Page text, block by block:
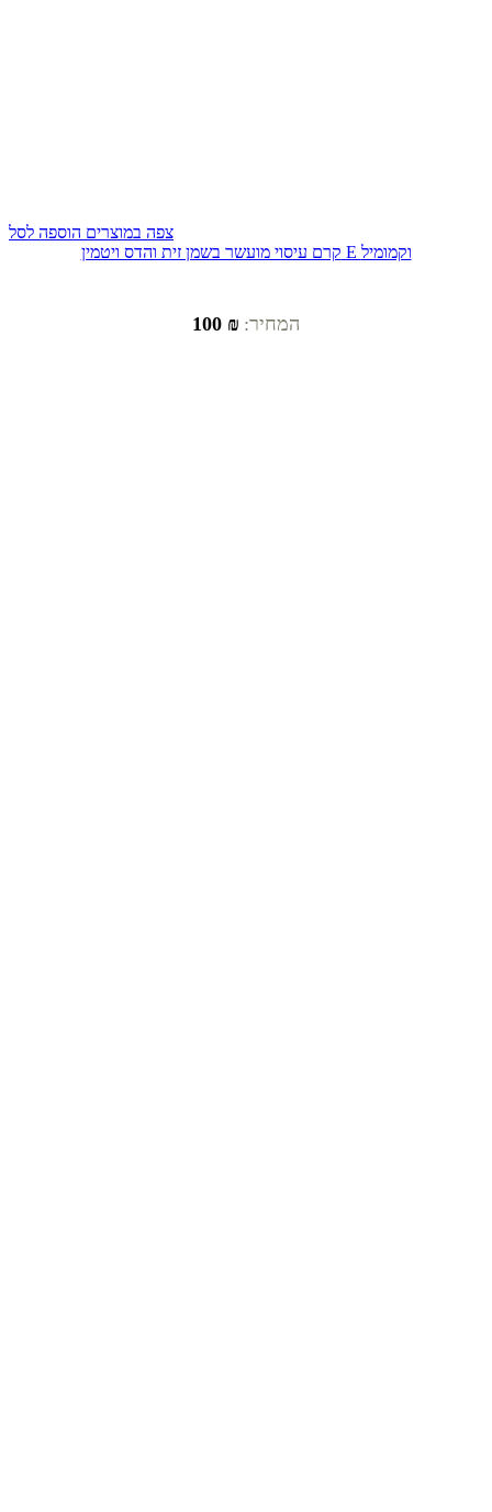
צפה במוצרים הוספה לסל
קרם עיסוי מועשר בשמן זית והדס ויטמין E וקמומיל
המחיר: ₪ 100